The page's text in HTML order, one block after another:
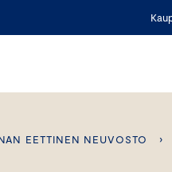
EETTINEN NEUVOSTO ›